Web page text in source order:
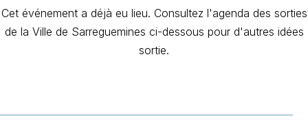
Cet événement a déjà eu lieu. Consultez l'agenda des sorties
de la Ville de Sarreguemines ci-dessous pour d'autres idées
sortie.